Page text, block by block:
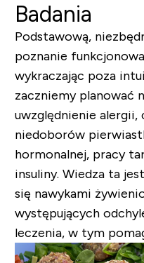
Badania
Podstawową,
poznanie
wykraczając poza
zaczniemy planować
uwzględnienie alergii,
niedoborów
hormonalnej, pracy
insuliny. Wiedza ta
się nawykami
występujących
leczenia, w tym